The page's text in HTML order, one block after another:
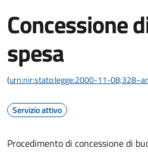
Concessione
spesa
(urn:nir:stato:legge:2000-11-
Servizio attivo
Procedimento di concessione di